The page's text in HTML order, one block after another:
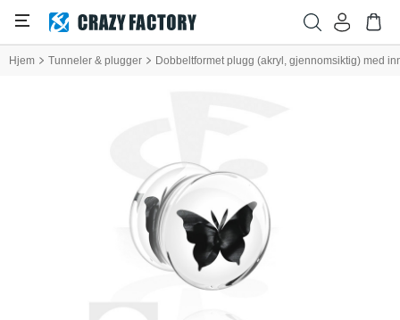
Hjem Tunneler & plugger Dobbeltformet plugg (akryl, gjennomsiktig) med